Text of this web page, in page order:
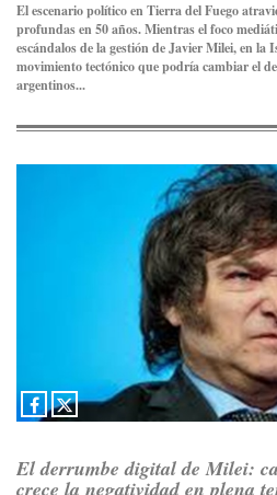
El escenario político en Tierra del Fuego
profundas en 50 años. Mientras el foco
escándalos de la gestión de Javier Milei, en la
movimiento tectónico que podría cambiar el
argentinos...
El derrumbe digital de Milei:
crece la negatividad en plena